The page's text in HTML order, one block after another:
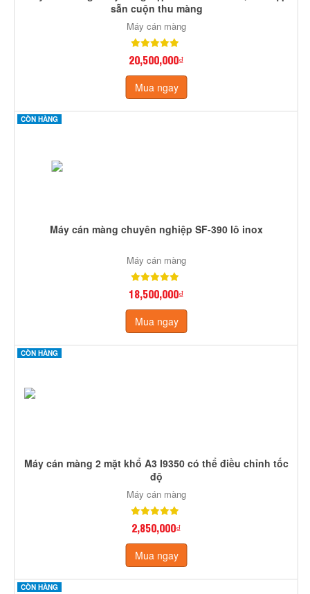
sẵn cuộn thu màng
Máy cán màng
20,500,000₫
Mua ngay
CÒN HÀNG
Máy cán màng chuyên nghiệp SF-390 lô inox
Máy cán màng
18,500,000₫
Mua ngay
CÒN HÀNG
Máy cán màng 2 mặt khổ A3 I9350 có thể điều chỉnh tốc
độ
Máy cán màng
2,850,000₫
Mua ngay
CÒN HÀNG